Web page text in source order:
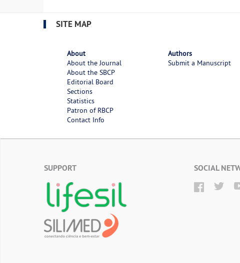
SITE MAP
About
About the Journal
About the SBCP
Editorial Board
Sections
Statistics
Patron of RBCP
Contact Info
Authors
Submit a Manuscript
SUPPORT SOCIAL